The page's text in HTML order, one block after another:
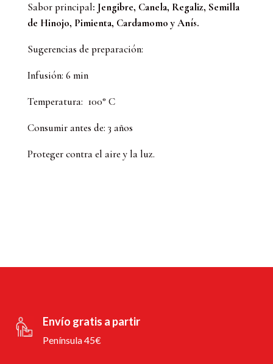
Sabor principal: Jengibre, Canela, Regaliz, Semilla
de Hinojo, Pimienta, Cardamomo y Anís.
Sugerencias de preparación:
Infusión: 6 min
Temperatura: 100° C
Consumir antes de: 3 años
Proteger contra el aire y la luz.
Envío gratis a partir
Península 45€